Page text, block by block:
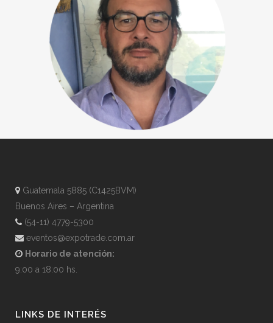
Guatemala 5885 (C1425BVM)
Buenos Aires – Argentina
(54-11) 4779-5300
eventos@expotrade.com.ar
Horario de atención:
9:00 a 18:00 hs.
LINKS DE INTERÉS